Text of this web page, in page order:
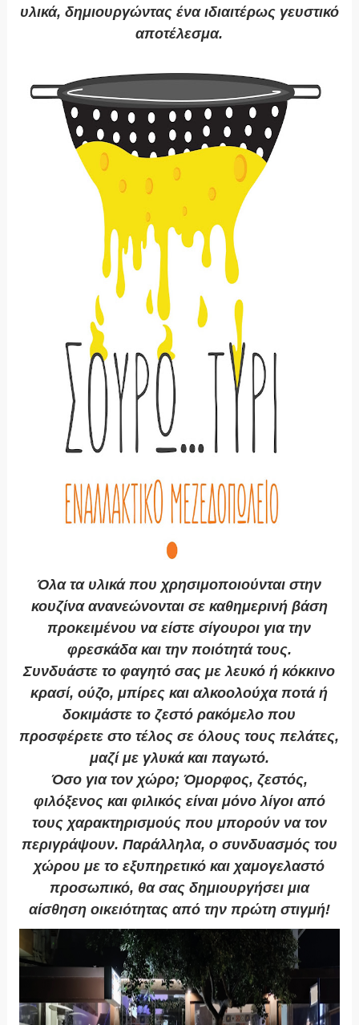
υλικά, δημιουργώντας ένα ιδιαιτέρως γευστικό
αποτέλεσμα.
Όλα τα υλικά που χρησιμοποιούνται στην
κουζίνα ανανεώνονται σε καθημερινή βάση
προκειμένου να είστε σίγουροι για την
φρεσκάδα και την ποιότητά τους.
Συνδυάστε το φαγητό σας με λευκό ή κόκκινο
κρασί, ούζο, μπίρες και αλκοολούχα ποτά ή
δοκιμάστε το ζεστό ρακόμελο που
προσφέρετε στο τέλος σε όλους τους πελάτες,
μαζί με γλυκά και παγωτό.
Όσο για τον χώρο; Όμορφος, ζεστός,
φιλόξενος και φιλικός είναι μόνο λίγοι από
τους χαρακτηρισμούς που μπορούν να τον
περιγράψουν. Παράλληλα, ο συνδυασμός του
χώρου με το εξυπηρετικό και χαμογελαστό
προσωπικό, θα σας δημιουργήσει μια
αίσθηση οικειότητας από την πρώτη στιγμή!